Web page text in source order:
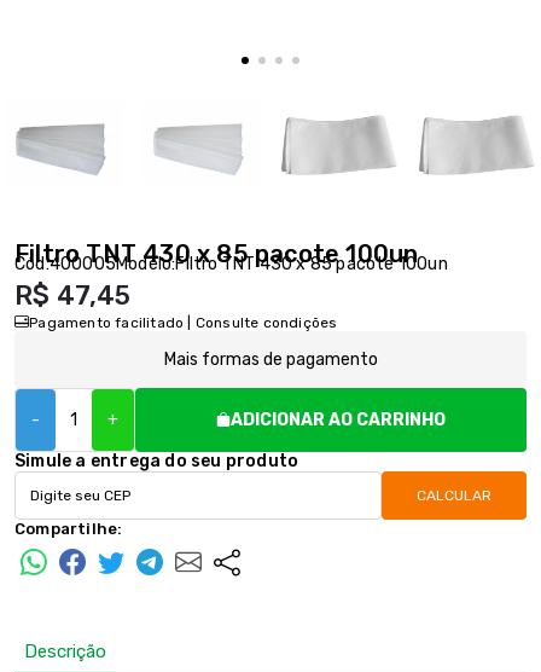
Filtro TNT 430 x 85 pacote 100un
Cód:400005Modelo:Filtro TNT 430 x 85 pacote 100un
R$ 47,45
Pagamento facilitado | Consulte condições
Mais formas de pagamento
- +
ADICIONAR AO CARRINHO
Simule a entrega do seu produto
CALCULAR
Compartilhe:
Descrição